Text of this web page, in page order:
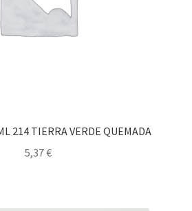
214 TIERRA VERDE QUEMADA
5,37€